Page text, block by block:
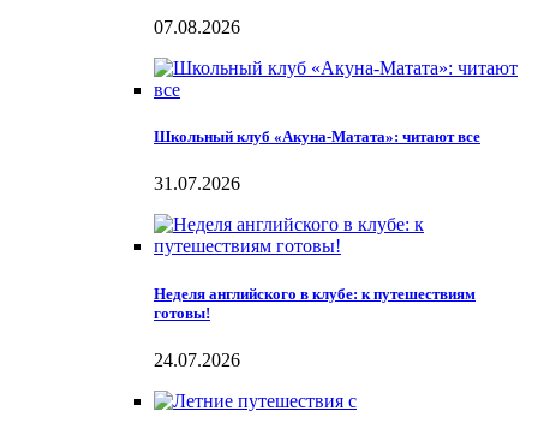
07.08.2026
Школьный клуб «Акуна-Матата»: читают все
31.07.2026
Неделя английского в клубе: к путешествиям
готовы!
24.07.2026